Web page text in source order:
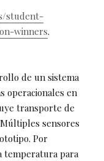
student-
winners.
de un sistema
operacionales en
transporte de
sensores
Por
temperatura para